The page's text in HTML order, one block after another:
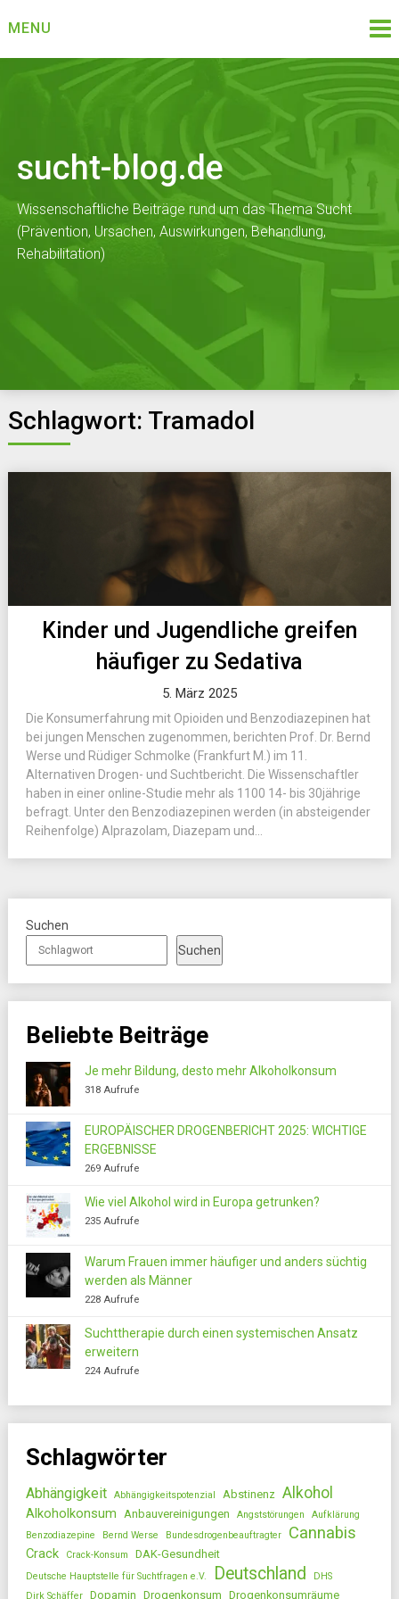
toMENU
sucht-blog.de
Wissenschaftliche Beiträge rund um das Thema Sucht
(Prävention, Ursachen, Auswirkungen, Behandlung,
Rehabilitation)
Schlagwort: Tramadol
Kinder und Jugendliche greifen
häufiger zu Sedativa
5. März 2025
Die Konsumerfahrung mit Opioiden und Benzodiazepinen hat
bei jungen Menschen zugenommen, berichten Prof. Dr. Bernd
Werse und Rüdiger Schmolke (Frankfurt M.) im 11.
Alternativen Drogen- und Suchtbericht. Die Wissenschaftler
haben in einer online-Studie mehr als 1100 14- bis 30jährige
befragt. Unter den Benzodiazepinen werden (in absteigender
Reihenfolge) Alprazolam, Diazepam und...
Suchen
Suchen
Beliebte Beiträge
Je mehr Bildung, desto mehr Alkoholkonsum
318 Aufrufe
EUROPÄISCHER DROGENBERICHT 2025: WICHTIGE
ERGEBNISSE
269 Aufrufe
Wie viel Alkohol wird in Europa getrunken?
235 Aufrufe
Warum Frauen immer häufiger und anders süchtig
werden als Männer
228 Aufrufe
Suchttherapie durch einen systemischen Ansatz
erweitern
224 Aufrufe
Schlagwörter
Abhängigkeit Abhängigkeitspotenzial Abstinenz Alkohol
Alkoholkonsum Anbauvereinigungen Angststörungen
Aufklärung
Benzodiazepine
Bernd Werse Bundesdrogenbeauftragter Cannabis
Crack Crack-Konsum DAK-Gesundheit
Deutsche Hauptstelle für Suchtfragen e.V. Deutschland
DHS
Dirk Schäffer
Dopamin Drogenkonsum Drogenkonsumräume